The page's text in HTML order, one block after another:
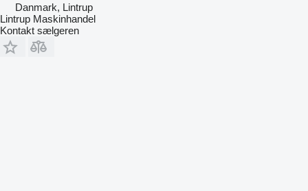
Danmark, Lintrup
Lintrup Maskinhandel
Kontakt sælgeren